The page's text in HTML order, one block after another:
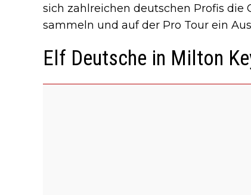
sich zahlreichen deutschen Profis
sammeln und auf der Pro Tour ein
Elf Deutsche in Milton